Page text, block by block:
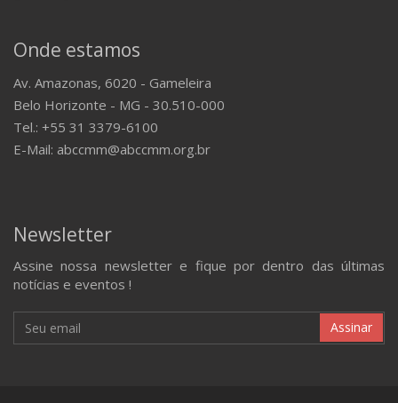
Onde estamos
Av. Amazonas, 6020 - Gameleira
Belo Horizonte - MG - 30.510-000
Tel.: +55 31 3379-6100
E-Mail: abccmm@abccmm.org.br
Newsletter
Assine nossa newsletter e fique por dentro das últimas
notícias e eventos !
Assinar